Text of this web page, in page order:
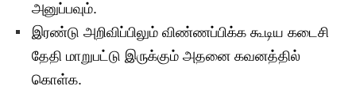
அனுப்பவும்.
இரண்டு அறிவிப்பிலும் விண்ணப்பிக்க கூடிய கடைசி
தேதி மாறுபட்டு இருக்கும் அதனை கவனத்தில்
கொள்க.